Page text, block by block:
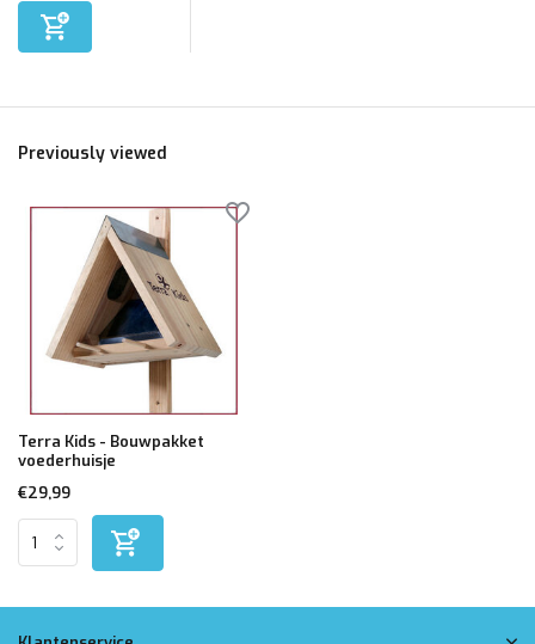
Previously viewed
Terra Kids - Bouwpakket
voederhuisje
€29,99